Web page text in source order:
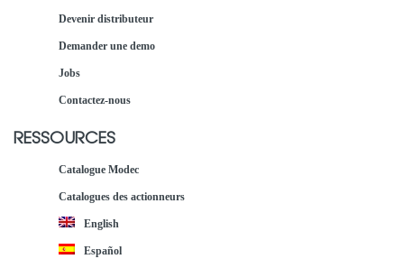
Devenir distributeur
Demander une demo
Jobs
Contactez-nous
RESSOURCES
Catalogue Modec
Catalogues des actionneurs
English
Español